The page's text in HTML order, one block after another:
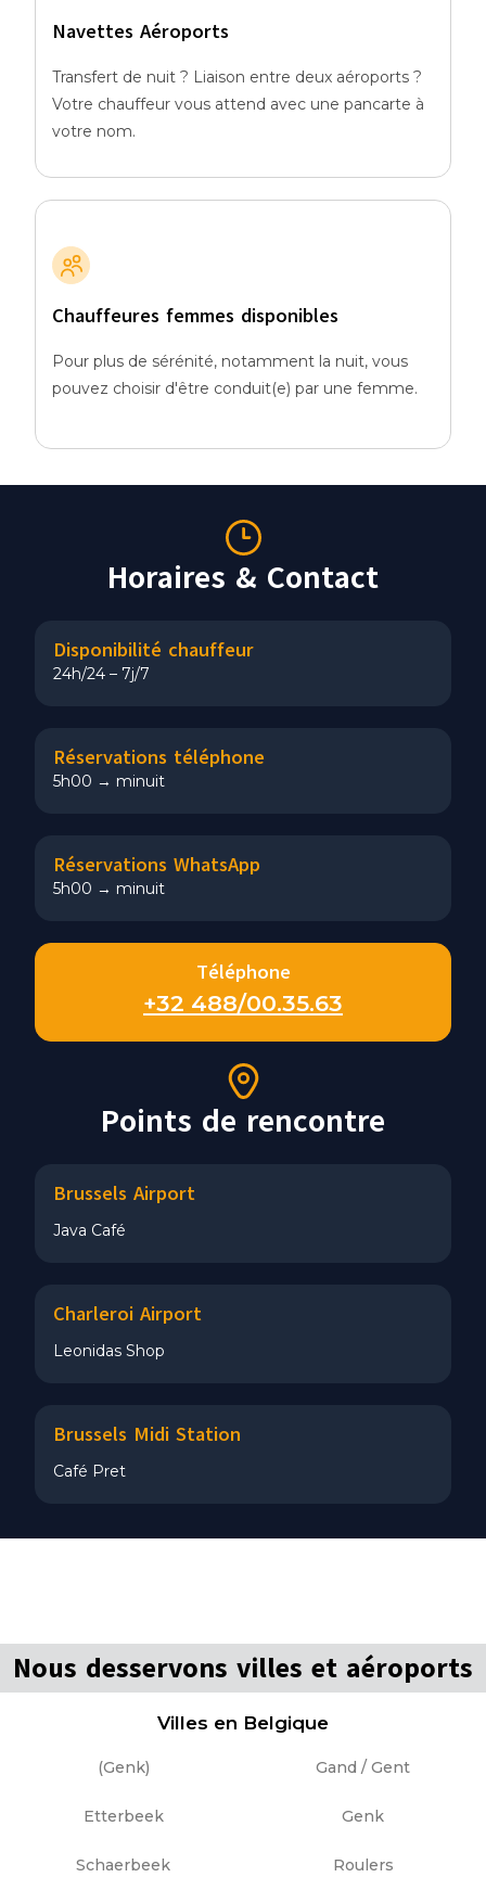
Navettes Aéroports
Transfert de nuit ? Liaison entre deux aéroports ?
Votre chauffeur vous attend avec une pancarte à
votre nom.
Chauffeures femmes disponibles
Pour plus de sérénité, notamment la nuit, vous
pouvez choisir d'être conduit(e) par une femme.
Horaires & Contact
Disponibilité chauffeur
24h/24 – 7j/7
Réservations téléphone
5h00 → minuit
Réservations WhatsApp
5h00 → minuit
Téléphone
+32 488/00.35.63
Points de rencontre
Brussels Airport
Java Café
Charleroi Airport
Leonidas Shop
Brussels Midi Station
Café Pret
Nous desservons villes et aéroports
Villes en Belgique
(Genk)
Etterbeek
Schaerbeek
Gand / Gent
Genk
Roulers